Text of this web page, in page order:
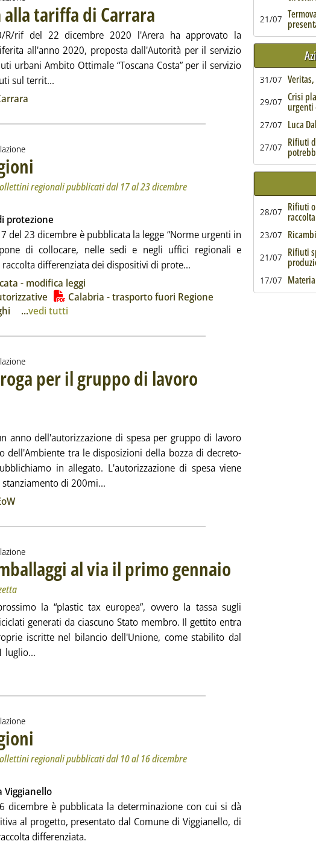
tariffa di Carrara . Pubblicata lunedì 28 dicembre 2020 alle 15.28.
R/rif del 22 dicembre 2020 l'Arera ha approvato la
all'anno 2020, proposta dall'Autorità per il servizio
urbani Ambito Ottimale “Toscana Costa” per il servizio
sul territ... Leggi tutta la notizia: 'Arera, via libera alla tariffa di Carrara'
notizia
. Sottotitolo: Questa settimana notizie dai bollettini regionali pubblicati dal 17 al 23 dicembre
regionali pubblicati dal 17 al 23 dicembre
protezione
del 23 dicembre è pubblicata la legge “Norme urgenti in
di collocare, nelle sedi e negli uffici regionali e
differenziata dei dispositivi di prote... Leggi tutta la notizia:
notizia
- modifica leggi
Calabria - trasporto fuori Regione
...vedi tutti
per il gruppo di lavoro
Nella bozza di Milleproroghe
martedì 22 dicembre 2020 alle 14.9.
anno dell'autorizzazione di spesa per gruppo di lavoro
dell'Ambiente tra le disposizioni della bozza di decreto-
in allegato. L'autorizzazione di spesa viene
di 200mi...
notizia
al via il primo gennaio
la “plastic tax europea”, ovvero la tassa sugli
generati da ciascuno Stato membro. Il gettito entra
iscritte nel bilancio dell'Unione, come stabilito dal
luglio...
notizia
regionali pubblicati dal 10 al 16 dicembre
Viggianello
dicembre è pubblicata la determinazione con cui si dà
al progetto, presentato dal Comune di Viggianello, di
differenziata.
21/07
31/07
29/07 Crisi
27/07 Luca
27/07 Rifiuti
28/07 Rifiuti
raccolta
23/07
21/07 Rifiuti
17/07